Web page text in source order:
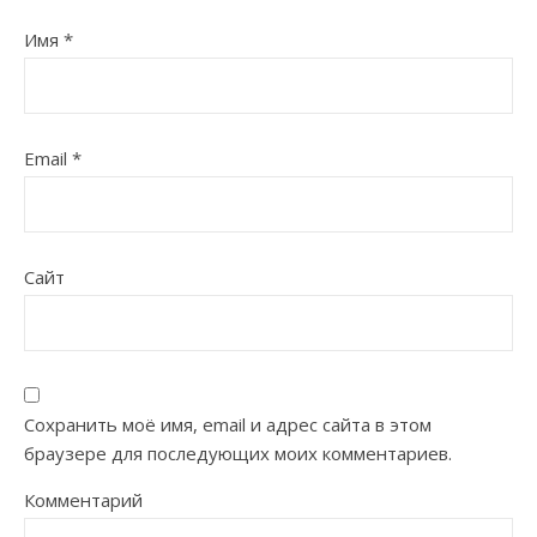
Имя *
Email *
Сайт
Сохранить моё имя, email и адрес сайта в этом
браузере для последующих моих комментариев.
Комментарий